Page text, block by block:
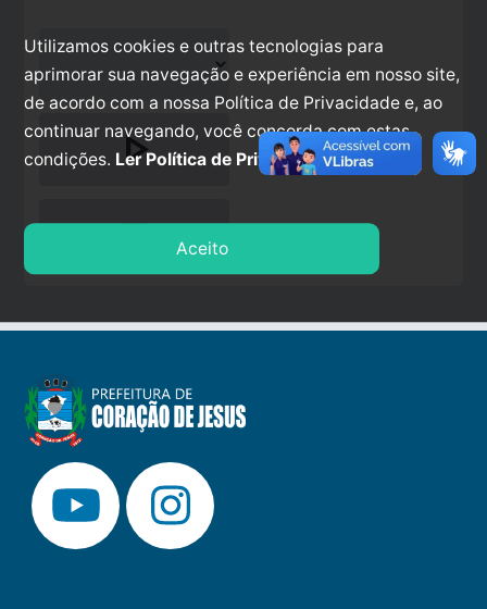
play_arrow
stop
Utilizamos cookies e outras tecnologias para
aprimorar sua navegação e experiência em nosso site,
de acordo com a nossa Política de Privacidade e, ao
continuar navegando, você concorda com estas
condições. Ler Política de Privacidade.
Aceito